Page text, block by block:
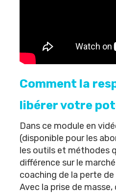
Comment la
libérer votre
Dans ce module en
(disponible pour les
les outils et méthodes
différence sur le
coaching de la perte de
Avec la prise de masse,